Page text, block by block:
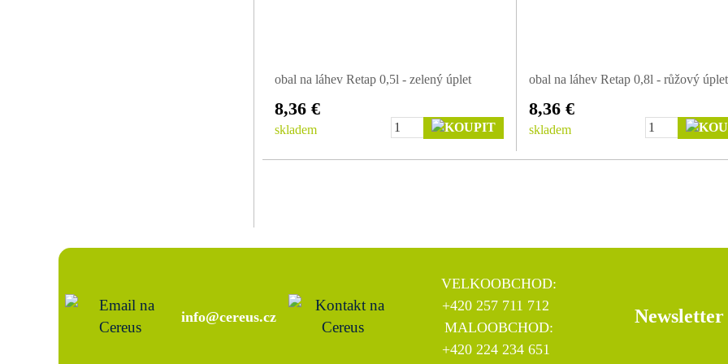
obal na láhev Retap 0,5l - zelený úplet
8,36 €
skladem
obal na láhev Retap 0,8l - růžový úplet
8,36 €
skladem
info@cereus.cz
VELKOOBCHOD:
+420 257 711 712
MALOOBCHOD:
+420 224 234 651
Newsletter